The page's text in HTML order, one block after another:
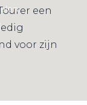
een
voor zijn